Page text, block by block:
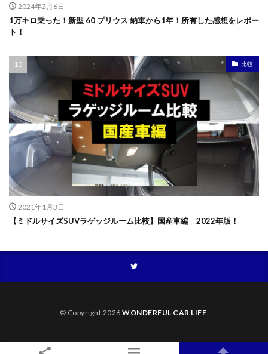
2024年2月6日
1万キロ乗った！新型 60 プリウス 納車から1年！所有した感想をレポー
ト！
比較
2021年1月3日
【ミドルサイズSUVラゲッジルーム比較】国産車編 2022年版！
© Copyright 2026 WONDERFUL CAR LIFE.